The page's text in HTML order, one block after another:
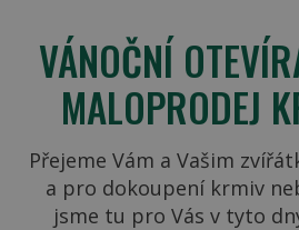
VÁNOČNÍ
MALOPRODEJ
Přejeme Vám a Vašim
a pro dokoupení krmiv
jsme tu pro Vás v tyto